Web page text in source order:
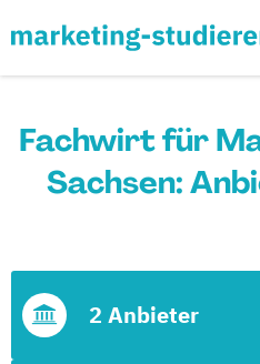
Fachwirt für
Sachsen:
2 Anbieter